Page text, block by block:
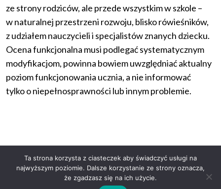
ze strony rodziców, ale przede wszystkim w szkole –
w naturalnej przestrzeni rozwoju, blisko rówieśników,
z udziałem nauczycieli i specjalistów znanych dziecku.
Ocena funkcjonalna musi podlegać systematycznym
modyfikacjom, powinna bowiem uwzględniać aktualny
poziom funkcjonowania ucznia, a nie informować
tylko o niepełnosprawności lub innym problemie.
Ta strona korzysta z ciasteczek aby świadczyć usługi na
najwyższym poziomie. Dalsze korzystanie ze strony oznacza,
że zgadzasz się na ich użycie.